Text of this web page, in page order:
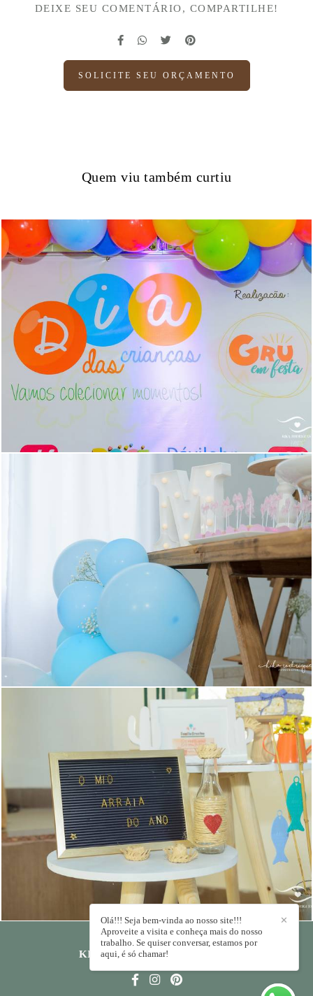
DEIXE SEU COMENTÁRIO, COMPARTILHE!
SOLICITE SEU ORÇAMENTO
Quem viu também curtiu
0
1198 0
KIKA RODRIGUES
✕
Olá!!! Seja bem-vinda ao nosso site!!!
Aproveite a visita e conheça mais do nosso
trabalho. Se quiser conversar, estamos por
aqui, é só chamar!